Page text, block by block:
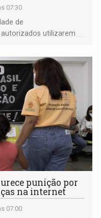
07:30
de
utilizarem
punição por
na internet
07:00